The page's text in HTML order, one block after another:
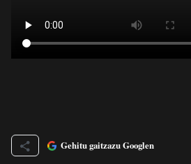
Gehitu gaitzazu Googlen